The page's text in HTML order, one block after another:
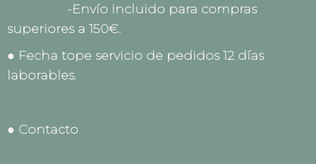
-Envío incluido para compras
superiores a 150€.
● Fecha tope servicio de pedidos 12 días
laborables.
● Contacto